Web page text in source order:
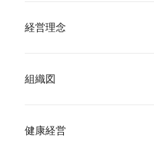
経営理念
組織図
健康経営